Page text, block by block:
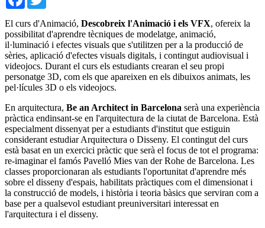
El curs d'Animació, Descobreix l'Animació i els VFX, ofereix la
possibilitat d'aprendre tècniques de modelatge, animació,
il·luminació i efectes visuals que s'utilitzen per a la producció de
sèries, aplicació d'efectes visuals digitals, i contingut audiovisual i
videojocs. Durant el curs els estudiants crearan el seu propi
personatge 3D, com els que apareixen en els dibuixos animats, les
pel·lícules 3D o els videojocs.
En arquitectura, Be an Architect in Barcelona serà una experiència
pràctica endinsant-se en l'arquitectura de la ciutat de Barcelona. Està
especialment dissenyat per a estudiants d'institut que estiguin
considerant estudiar Arquitectura o Disseny. El contingut del curs
està basat en un exercici pràctic que serà el focus de tot el programa:
re-imaginar el famós Pavelló Mies van der Rohe de Barcelona. Les
classes proporcionaran als estudiants l'oportunitat d'aprendre més
sobre el disseny d'espais, habilitats pràctiques com el dimensionat i
la construcció de models, i història i teoria bàsics que serviran com a
base per a qualsevol estudiant preuniversitari interessat en
l'arquitectura i el disseny.